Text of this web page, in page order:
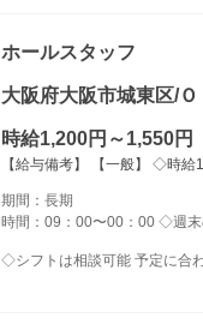
ホールスタッフ
大阪府大阪市城東区/
時給1,200円～1,550円
【給与備考】 【一般】 ◇時
期間：長期
時間：09：00〜00：00 ◇週
◇シフトは相談可能 予定に合